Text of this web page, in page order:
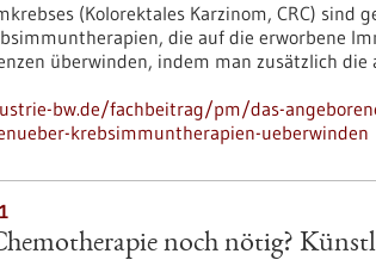
(Kolorektales Karzinom, CRC) sind
die auf die erworbene
überwinden, indem man zusätzlich
bw.de/fachbeitrag/pm/das-
krebsimmuntherapien-ueberwinden
noch nötig?